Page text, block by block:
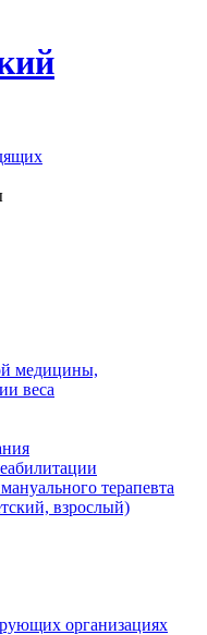
медицины,
веса
терапевта
взрослый)
организациях